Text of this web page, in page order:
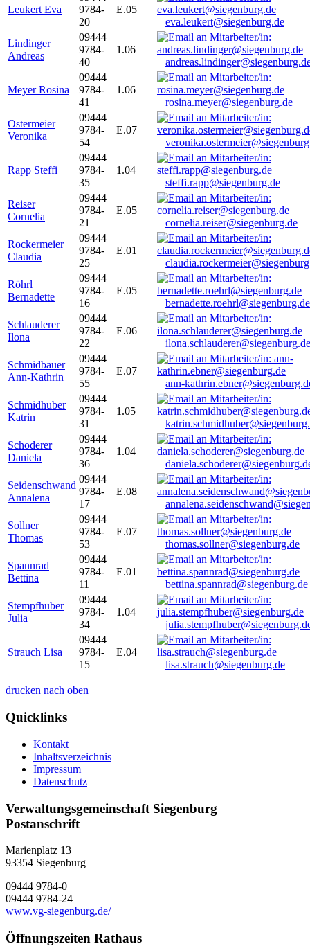
Leukert Eva
9784-
20
E.05
eva.leukert@siegenburg.de
Lindinger
Andreas
09444
9784-
40
1.06
Meyer Rosina
09444
9784-
41
1.06
rosina.meyer@siegenburg.de
Ostermeier
Veronika
09444
9784-
54
E.07
Rapp Steffi
09444
9784-
35
1.04
steffi.rapp@siegenburg.de
Reiser
Cornelia
09444
9784-
21
E.05
cornelia.reiser@siegenburg.de
Rockermeier
Claudia
09444
9784-
25
E.01
Röhrl
Bernadette
09444
9784-
16
E.05
bernadette.roehrl@siegenburg.de
Schlauderer
Ilona
09444
9784-
22
E.06
ilona.schlauderer@siegenburg.de
Schmidbauer
Ann-Kathrin
09444
9784-
55
E.07
ann-
Schmidhuber
Katrin
09444
9784-
31
1.05
Schoderer
Daniela
09444
9784-
36
1.04
Seidenschwand
Annalena
09444
9784-
17
E.08
Sollner
Thomas
09444
9784-
53
E.07
thomas.sollner@siegenburg.de
Spannrad
Bettina
09444
9784-
11
E.01
bettina.spannrad@siegenburg.de
Stempfhuber
Julia
09444
9784-
34
1.04
Strauch Lisa
09444
9784-
15
E.04
lisa.strauch@siegenburg.de
drucken nach oben
Quicklinks
Kontakt
Inhaltsverzeichnis
Impressum
Datenschutz
Verwaltungsgemeinschaft Siegenburg
Postanschrift
Marienplatz 13
93354 Siegenburg
09444 9784-0
09444 9784-24
www.vg-siegenburg.de/
Öffnungszeiten Rathaus